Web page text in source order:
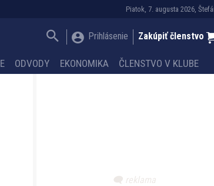
Piatok, 7. augusta 2026,
Prihlásenie Zakúpiť členstvo
ODVODY EKONOMIKA ČLENSTVO V KLUBE